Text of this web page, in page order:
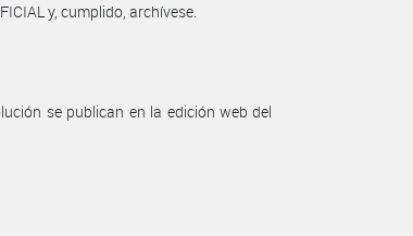
y, cumplido, archívese.
se publican en la edición web del